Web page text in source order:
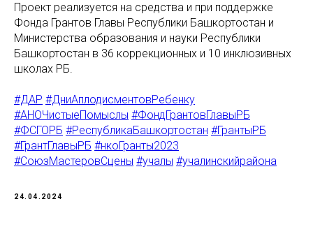
Проект реализуется на средства и при поддержке
Фонда Грантов Главы Республики Башкортостан и
Министерства образования и науки Республики
Башкортостан в 36 коррекционных и 10 инклюзивных
школах РБ.
#ДАР #ДниАплодисментовРебенку
#АНОЧистыеПомыслы #ФондГрантовГлавыРБ
#ФСГОРБ #РеспубликаБашкортостан #ГрантыРБ
#ГрантГлавыРБ #нкоГранты2023
#СоюзМастеровСцены #учалы #учалинскийрайона
24.04.2024